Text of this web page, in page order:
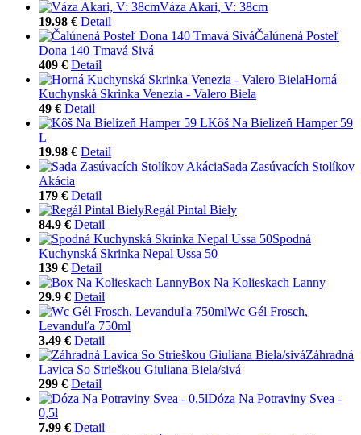
Váza Akari, V: 38cm
19.98 € Detail
Čalúnená Posteľ
Dona 140 Tmavá Sivá
409 € Detail
Horná
Kuchynská Skrinka Venezia - Valero Biela
49 € Detail
Kôš Na Bielizeň Hamper 59
L
19.98 € Detail
Sada Zasúvacích Stolíkov
Akácia
179 € Detail
Regál Pintal Biely
84.9 € Detail
Spodná
Kuchynská Skrinka Nepal Ussa 50
139 € Detail
Box Na Kolieskach Lanny
29.9 € Detail
Wc Gél Frosch,
Levanduľa 750ml
3.49 € Detail
Záhradná
Lavica So Strieškou Giuliana Biela/sivá
299 € Detail
Dóza Na Potraviny Svea -
0,5l
7.99 € Detail